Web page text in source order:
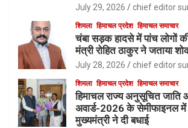
July 29, 2026 chief editor
शिमला हिमाचल प्रदेश हिमाचल समाचार
चंबा सड़क हादसे में पांच लोगों की
मंत्री रोहित ठाकुर ने जताया
July 28, 2026 chief editor
शिमला हिमाचल प्रदेश हिमाचल समाचार
हिमाचल राज्य अनुसूचित जाति
अवार्ड-2026 के सेमीफाइनल में
मुख्यमंत्री ने दी बधाई